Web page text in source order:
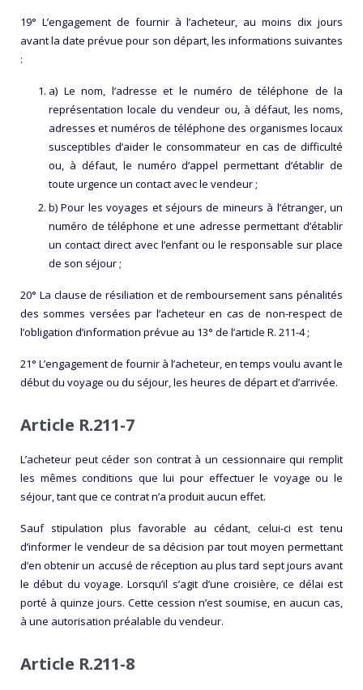
19° L’engagement de fournir à l’acheteur, au moins dix jours
avant la date prévue pour son départ, les informations suivantes
:
a) Le nom, l’adresse et le numéro de téléphone de la
représentation locale du vendeur ou, à défaut, les noms,
adresses et numéros de téléphone des organismes locaux
susceptibles d’aider le consommateur en cas de difficulté
ou, à défaut, le numéro d’appel permettant d’établir de
toute urgence un contact avec le vendeur ;
b) Pour les voyages et séjours de mineurs à l’étranger, un
numéro de téléphone et une adresse permettant d’établir
un contact direct avec l’enfant ou le responsable sur place
de son séjour ;
20° La clause de résiliation et de remboursement sans pénalités
des sommes versées par l’acheteur en cas de non-respect de
l’obligation d’information prévue au 13° de l’article R. 211-4 ;
21° L’engagement de fournir à l’acheteur, en temps voulu avant le
début du voyage ou du séjour, les heures de départ et d’arrivée.
Article R.211-7
L’acheteur peut céder son contrat à un cessionnaire qui remplit
les mêmes conditions que lui pour effectuer le voyage ou le
séjour, tant que ce contrat n’a produit aucun effet.
Sauf stipulation plus favorable au cédant, celui-ci est tenu
d’informer le vendeur de sa décision par tout moyen permettant
d’en obtenir un accusé de réception au plus tard sept jours avant
le début du voyage. Lorsqu’il s’agit d’une croisière, ce délai est
porté à quinze jours. Cette cession n’est soumise, en aucun cas,
à une autorisation préalable du vendeur.
Article R.211-8